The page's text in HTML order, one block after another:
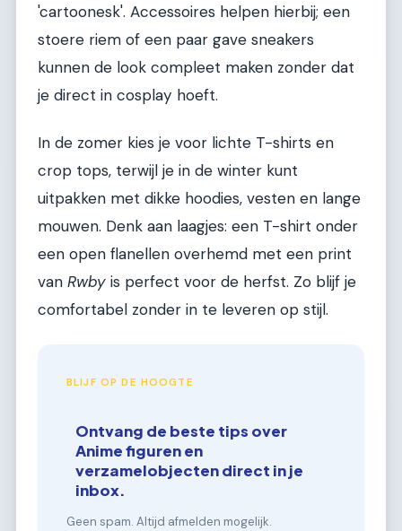
'cartoonesk'. Accessoires helpen hierbij; een
stoere riem of een paar gave sneakers
kunnen de look compleet maken zonder dat
je direct in cosplay hoeft.
In de zomer kies je voor lichte T-shirts en
crop tops, terwijl je in de winter kunt
uitpakken met dikke hoodies, vesten en lange
mouwen. Denk aan laagjes: een T-shirt onder
een open flanellen overhemd met een print
van Rwby is perfect voor de herfst. Zo blijf je
comfortabel zonder in te leveren op stijl.
BLIJF OP DE HOOGTE
Ontvang de beste tips over
Anime figuren en
verzamelobjecten direct in je
inbox.
Geen spam. Altijd afmelden mogelijk.